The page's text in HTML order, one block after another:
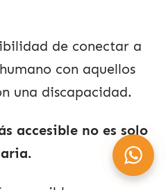
de conectar a
con aquellos
una discapacidad.
accesible no es solo